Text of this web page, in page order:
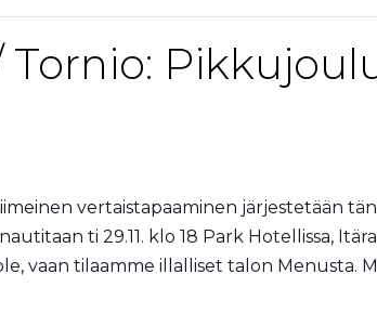
Tornio:
vertaistapaaminen järjestetään
ti 29.11. klo 18 Park Hotellissa,
vaan tilaamme illalliset talon Menusta.